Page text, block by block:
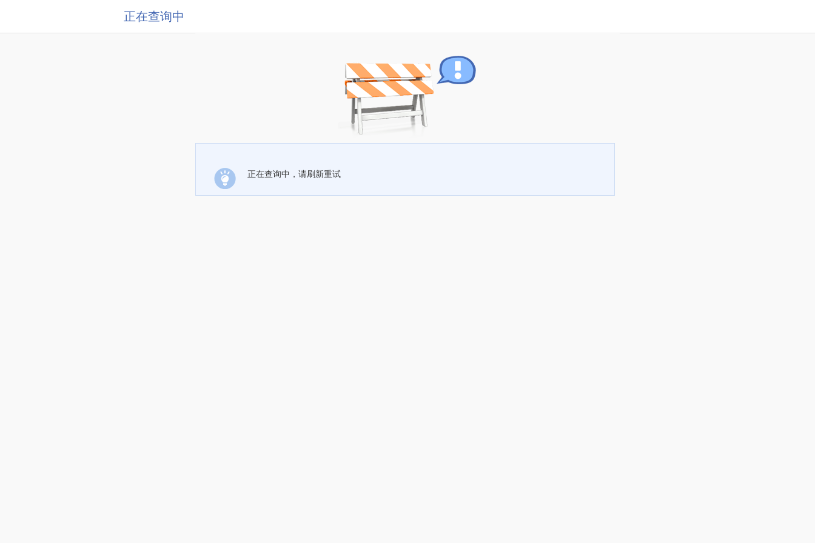
正在查询中
正在查询中，请刷新重试